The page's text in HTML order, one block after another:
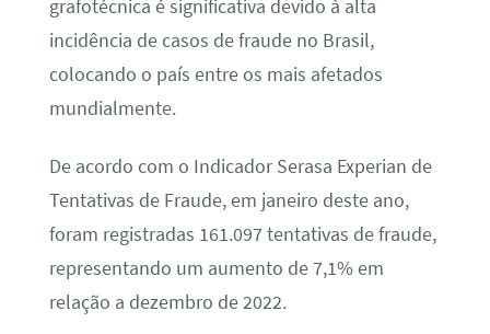
grafotécnica é significativa devido à alta
incidência de casos de fraude no Brasil,
colocando o país entre os mais afetados
mundialmente.
De acordo com o Indicador Serasa Experian de
Tentativas de Fraude, em janeiro deste ano,
foram registradas 161.097 tentativas de fraude,
representando um aumento de 7,1% em
relação a dezembro de 2022.